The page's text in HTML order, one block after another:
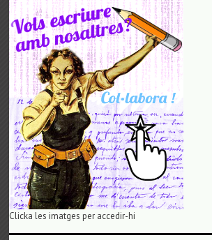
Clicka les imatges per accedir-hi